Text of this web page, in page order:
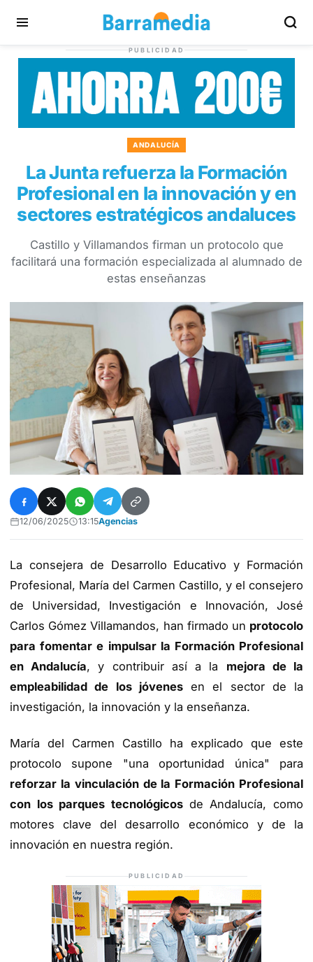
PUBLICIDAD
ANDALUCÍA
La Junta refuerza la Formación
Profesional en la innovación y en
sectores estratégicos andaluces
Castillo y Villamandos firman un protocolo que
facilitará una formación especializada al alumnado de
estas enseñanzas
12/06/2025 13:15Agencias
La consejera de Desarrollo Educativo y Formación
Profesional, María del Carmen Castillo, y el consejero
de Universidad, Investigación e Innovación, José
Carlos Gómez Villamandos, han firmado un protocolo
para fomentar e impulsar la Formación Profesional
en Andalucía, y contribuir así a la mejora de la
empleabilidad de los jóvenesen el sector de la
investigación, la innovación y la enseñanza.
María del Carmen Castillo ha explicado que este
protocolo supone "una oportunidad única" para
reforzar la vinculación de la Formación Profesional
con los parques tecnológicos de Andalucía, como
motores clave del desarrollo económico y de la
innovación en nuestra región.
PUBLICIDAD